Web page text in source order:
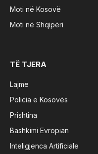
Moti në Kosovë
Moti në Shqipëri
TË TJERA
Lajme
Policia e Kosovës
Prishtina
Bashkimi Evropian
Inteligjenca Artificiale